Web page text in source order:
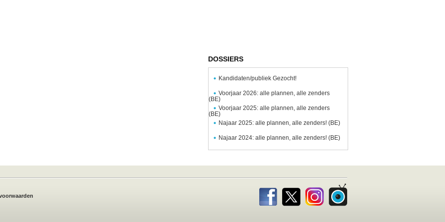
DOSSIERS
Kandidaten/publiek Gezocht!
Voorjaar 2026: alle plannen, alle zenders
(BE)
Voorjaar 2025: alle plannen, alle zenders
(BE)
Najaar 2025: alle plannen, alle zenders! (BE)
Najaar 2024: alle plannen, alle zenders! (BE)